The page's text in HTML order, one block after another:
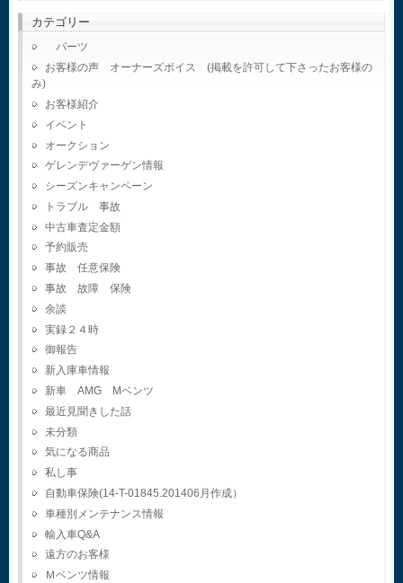
カテゴリー
パーツ
お客様の声 オーナーズボイス (掲載を許可して下さったお客様の
み)
お客様紹介
イベント
オークション
ゲレンデヴァーゲン情報
シーズンキャンペーン
トラブル 事故
中古車査定金額
予約販売
事故 任意保険
事故 故障 保険
余談
実録２４時
御報告
新入庫車情報
新車 AMG Mベンツ
最近見聞きした話
未分類
気になる商品
私し事
自動車保険(14-T-01845.201406月作成）
車種別メンテナンス情報
輸入車Q&A
遠方のお客様
Ｍベンツ情報